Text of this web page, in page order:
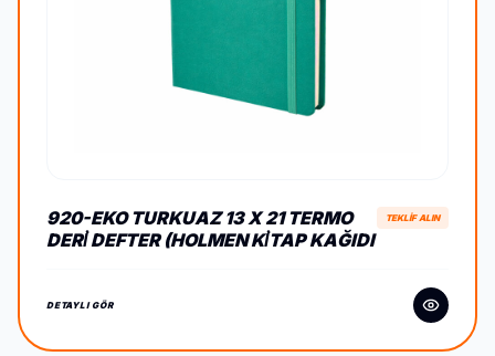
920-EKO TURKUAZ 13 X 21 TERMO
DERİ DEFTER (HOLMEN KİTAP KAĞIDI
TEKLİF ALIN
DETAYLI GÖR